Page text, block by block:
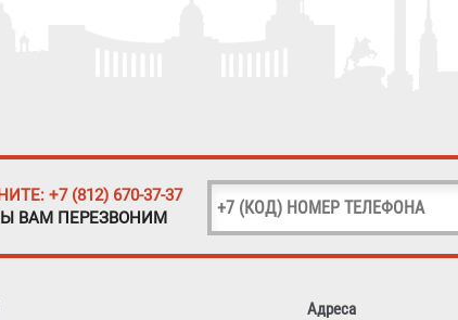
+7 (812) 670-37-37
ВАМ ПЕРЕЗВОНИМ
Адреса